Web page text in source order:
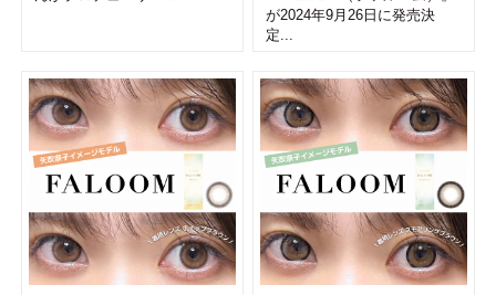
が2024年9月26日に発売決
定...